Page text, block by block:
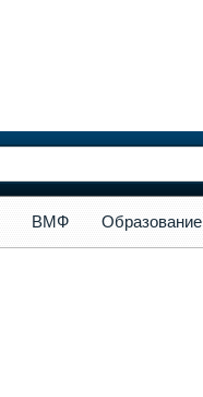
ВМФ Образование